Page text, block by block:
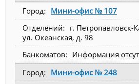
Мини-офис № 107
г. Петропавловск-
ул. Океанская, д. 98
Информация
Мини-офис № 248